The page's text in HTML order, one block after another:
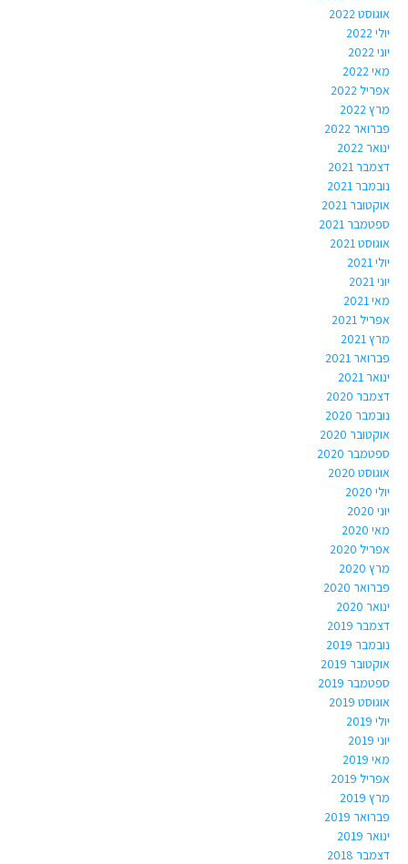
אוגוסט 2022
יולי 2022
יוני 2022
מאי 2022
אפריל 2022
מרץ 2022
פברואר 2022
ינואר 2022
דצמבר 2021
נובמבר 2021
אוקטובר 2021
ספטמבר 2021
אוגוסט 2021
יולי 2021
יוני 2021
מאי 2021
אפריל 2021
מרץ 2021
פברואר 2021
ינואר 2021
דצמבר 2020
נובמבר 2020
אוקטובר 2020
ספטמבר 2020
אוגוסט 2020
יולי 2020
יוני 2020
מאי 2020
אפריל 2020
מרץ 2020
פברואר 2020
ינואר 2020
דצמבר 2019
נובמבר 2019
אוקטובר 2019
ספטמבר 2019
אוגוסט 2019
יולי 2019
יוני 2019
מאי 2019
אפריל 2019
מרץ 2019
פברואר 2019
ינואר 2019
דצמבר 2018